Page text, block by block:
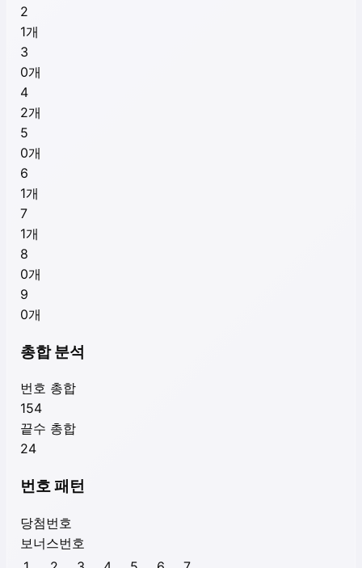
2
1개
3
0개
4
2개
5
0개
6
1개
7
1개
8
0개
9
0개
총합 분석
번호 총합
154
끝수 총합
24
번호 패턴
당첨번호
보너스번호